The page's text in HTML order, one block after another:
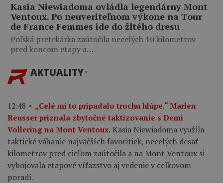
Kasia Niewiadoma ovládla legendárny Mont
Ventoux. Po neuveriteľnom výkone na Tour
de France Femmes ide do žltého dresu
Poľská pretekárka zaútočila necelých 10 kilometrov
pred koncom etapy a…
AKTUALITY
12:48
„Celé mi to pripadalo trochu hlúpe.“ Marlen
Reusser priznala zbytočné taktizovanie s Demi
Vollering na Mont Ventoux. Kasia Niewiadoma využila
taktické váhanie najväčších favoritiek, necelých desať
kilometrov pred cieľom zaútočila a na Mont Ventoux si
vybojovala etapové víťazstvo aj vedenie v celkovom
poradí.